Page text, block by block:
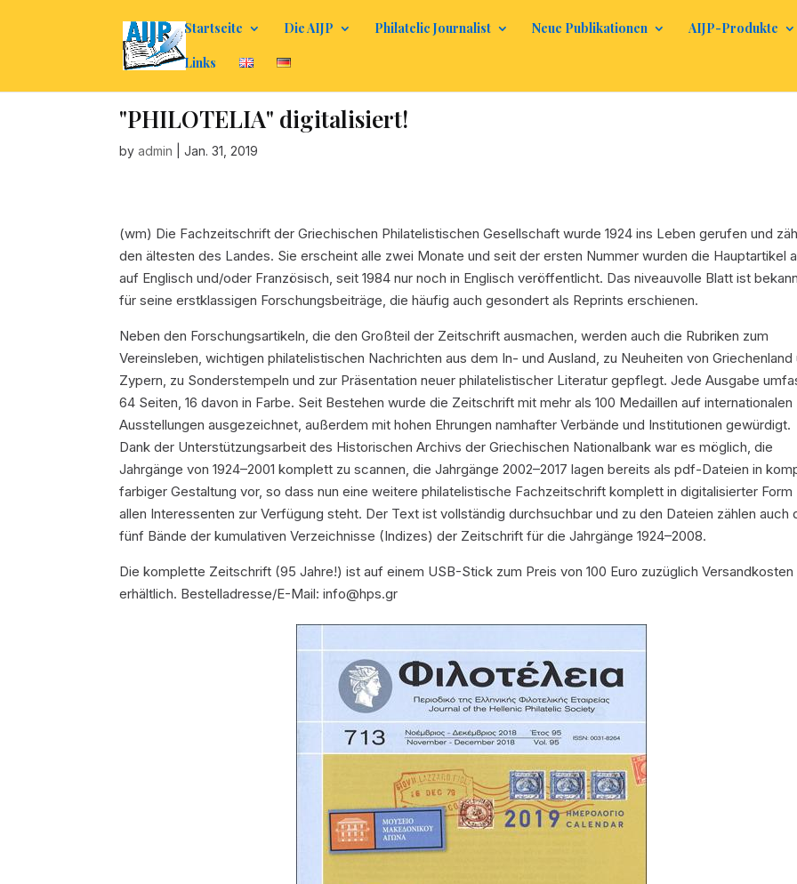
Startseite Die AIJP Philatelic Journalist Neue Publikationen AIJP-Produkte
Links
"PHILOTELIA" digitalisiert!
byadmin |Jan. 31, 2019
(wm) Die Fachzeitschrift der Griechischen Philatelistischen Gesellschaft wurde 1924 ins Leben gerufen und
den ältesten des Landes. Sie erscheint alle zwei Monate und seit der ersten Nummer wurden die Hauptartikel
auf Englisch und/oder Französisch, seit 1984 nur noch in Englisch veröffentlicht. Das niveauvolle Blatt ist
für seine erstklassigen Forschungsbeiträge, die häufig auch gesondert als Reprints erschienen.
Neben den Forschungsartikeln, die den Großteil der Zeitschrift ausmachen, werden auch die Rubriken zum
Vereinsleben, wichtigen philatelistischen Nachrichten aus dem In- und Ausland, zu Neuheiten von Griechenland
Zypern, zu Sonderstempeln und zur Präsentation neuer philatelistischer Literatur gepflegt. Jede Ausgabe
64 Seiten, 16 davon in Farbe. Seit Bestehen wurde die Zeitschrift mit mehr als 100 Medaillen auf internationalen
Ausstellungen ausgezeichnet, außerdem mit hohen Ehrungen namhafter Verbände und Institutionen gewürdigt.
Dank der Unterstützungsarbeit des Historischen Archivs der Griechischen Nationalbank war es möglich, die
Jahrgänge von 1924–2001 komplett zu scannen, die Jahrgänge 2002–2017 lagen bereits als pdf-Dateien in
farbiger Gestaltung vor, so dass nun eine weitere philatelistische Fachzeitschrift komplett in digitalisierter Form
allen Interessenten zur Verfügung steht. Der Text ist vollständig durchsuchbar und zu den Dateien zählen auch
fünf Bände der kumulativen Verzeichnisse (Indizes) der Zeitschrift für die Jahrgänge 1924–2008.
Die komplette Zeitschrift (95 Jahre!) ist auf einem USB-Stick zum Preis von 100 Euro zuzüglich Versandkosten
erhältlich. Bestelladresse/E-Mail: info@hps.gr